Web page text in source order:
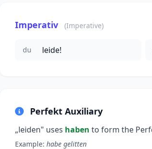
Imperativ (Imperative)
du leide!
Perfekt Auxiliary
„leiden" uses haben to form the
Example: habe gelitten